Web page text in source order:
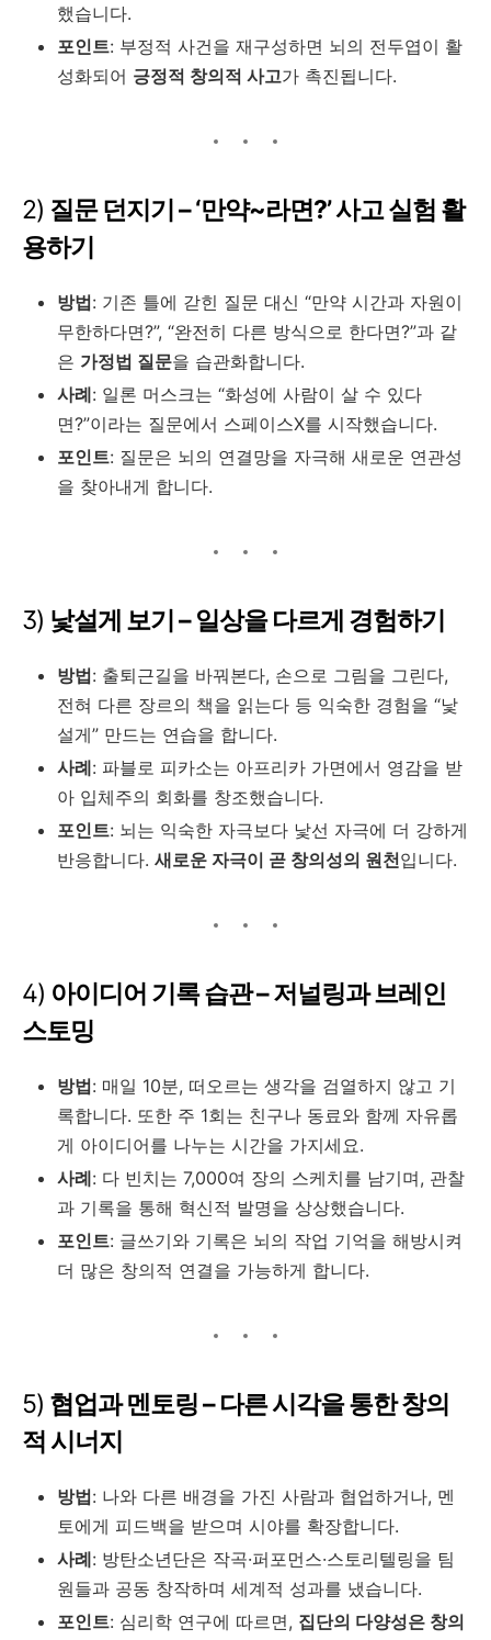
했습니다.
포인트: 부정적 사건을 재구성하면 뇌의 전두엽이 활
성화되어 긍정적 창의적 사고가 촉진됩니다.
2) 질문 던지기 – ‘만약~라면?’ 사고 실험 활
용하기
방법: 기존 틀에 갇힌 질문 대신 “만약 시간과 자원이
무한하다면?”, “완전히 다른 방식으로 한다면?”과 같
은 가정법 질문을 습관화합니다.
사례: 일론 머스크는 “화성에 사람이 살 수 있다
면?”이라는 질문에서 스페이스X를 시작했습니다.
포인트: 질문은 뇌의 연결망을 자극해 새로운 연관성
을 찾아내게 합니다.
3) 낯설게 보기 – 일상을 다르게 경험하기
방법: 출퇴근길을 바꿔본다, 손으로 그림을 그린다,
전혀 다른 장르의 책을 읽는다 등 익숙한 경험을 “낯
설게” 만드는 연습을 합니다.
사례: 파블로 피카소는 아프리카 가면에서 영감을 받
아 입체주의 회화를 창조했습니다.
포인트: 뇌는 익숙한 자극보다 낯선 자극에 더 강하게
반응합니다. 새로운 자극이 곧 창의성의 원천입니다.
4) 아이디어 기록 습관 – 저널링과 브레인
스토밍
방법: 매일 10분, 떠오르는 생각을 검열하지 않고 기
록합니다. 또한 주 1회는 친구나 동료와 함께 자유롭
게 아이디어를 나누는 시간을 가지세요.
사례: 다 빈치는 7,000여 장의 스케치를 남기며, 관찰
과 기록을 통해 혁신적 발명을 상상했습니다.
포인트: 글쓰기와 기록은 뇌의 작업 기억을 해방시켜
더 많은 창의적 연결을 가능하게 합니다.
5) 협업과 멘토링 – 다른 시각을 통한 창의
적 시너지
방법: 나와 다른 배경을 가진 사람과 협업하거나, 멘
토에게 피드백을 받으며 시야를 확장합니다.
사례: 방탄소년단은 작곡·퍼포먼스·스토리텔링을 팀
원들과 공동 창작하며 세계적 성과를 냈습니다.
포인트: 심리학 연구에 따르면, 집단의 다양성은 창의